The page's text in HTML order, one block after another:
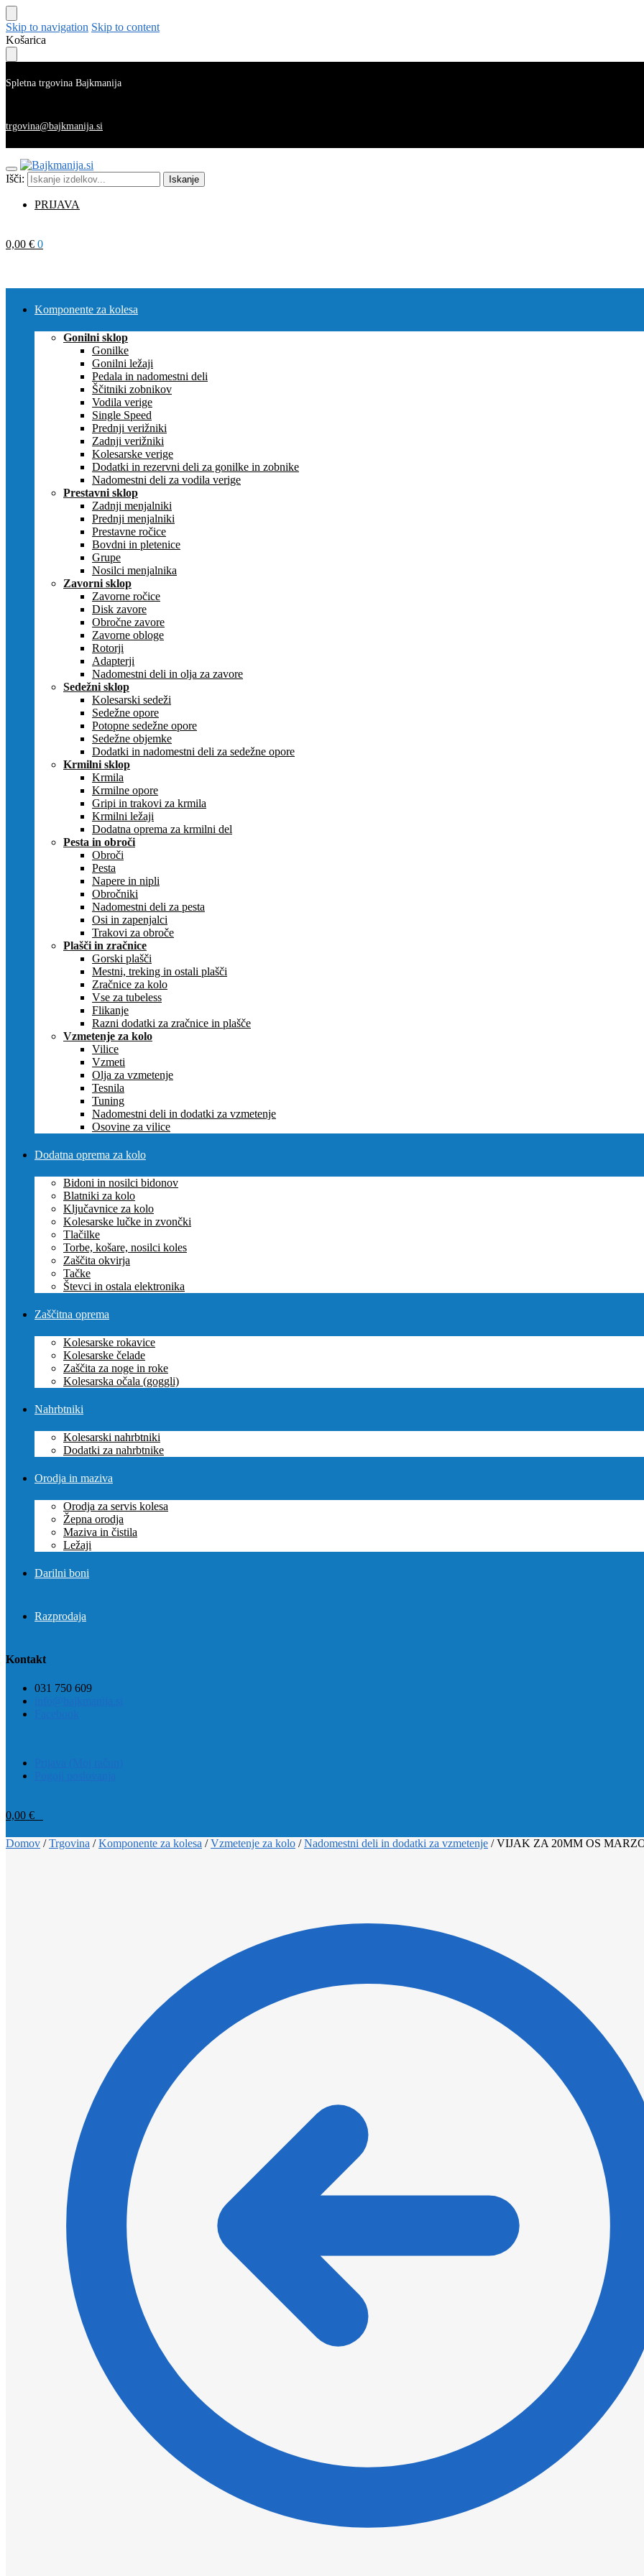
Skip to navigation Skip to content
Košarica
Spletna trgovina Bajkmanija
trgovina@bajkmanija.si
Išči: Iskanje
PRIJAVA
0,00 € 0
Komponente za kolesa
Gonilni sklop
Gonilke
Gonilni ležaji
Pedala in nadomestni deli
Ščitniki zobnikov
Vodila verige
Single Speed
Prednji verižniki
Zadnji verižniki
Kolesarske verige
Dodatki in rezervni deli za gonilke in zobnike
Nadomestni deli za vodila verige
Prestavni sklop
Zadnji menjalniki
Prednji menjalniki
Prestavne ročice
Bovdni in pletenice
Grupe
Nosilci menjalnika
Zavorni sklop
Zavorne ročice
Disk zavore
Obročne zavore
Zavorne obloge
Rotorji
Adapterji
Nadomestni deli in olja za zavore
Sedežni sklop
Kolesarski sedeži
Sedežne opore
Potopne sedežne opore
Sedežne objemke
Dodatki in nadomestni deli za sedežne opore
Krmilni sklop
Krmila
Krmilne opore
Gripi in trakovi za krmila
Krmilni ležaji
Dodatna oprema za krmilni del
Pesta in obroči
Obroči
Pesta
Napere in nipli
Obročniki
Nadomestni deli za pesta
Osi in zapenjalci
Trakovi za obroče
Plašči in zračnice
Gorski plašči
Mestni, treking in ostali plašči
Zračnice za kolo
Vse za tubeless
Flikanje
Razni dodatki za zračnice in plašče
Vzmetenje za kolo
Vilice
Vzmeti
Olja za vzmetenje
Tesnila
Tuning
Nadomestni deli in dodatki za vzmetenje
Osovine za vilice
Dodatna oprema za kolo
Bidoni in nosilci bidonov
Blatniki za kolo
Ključavnice za kolo
Kolesarske lučke in zvončki
Tlačilke
Torbe, košare, nosilci koles
Zaščita okvirja
Tačke
Števci in ostala elektronika
Zaščitna oprema
Kolesarske rokavice
Kolesarske čelade
Zaščita za noge in roke
Kolesarska očala (goggli)
Nahrbtniki
Kolesarski nahrbtniki
Dodatki za nahrbtnike
Orodja in maziva
Orodja za servis kolesa
Žepna orodja
Maziva in čistila
Ležaji
Darilni boni
Razprodaja
Kontakt
031 750 609
0,00 €
Domov /Trgovina /Komponente za kolesa /Vzmetenje za kolo /Nadomestni deli in dodatki za vzmetenje /VIJAK ZA 20MM OS